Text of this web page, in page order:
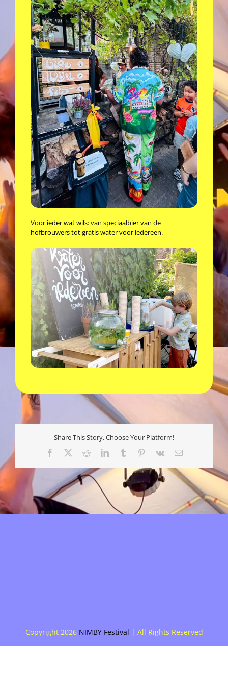
Voor ieder wat wils: van speciaalbier van de
hofbrouwers tot gratis water voor iedereen.
Share This Story, Choose Your Platform!
Facebook RedditLinkedInTumblr Pinterest
Vk
E-
Copyright 2026 NIMBY Festival | All Rights Reserved